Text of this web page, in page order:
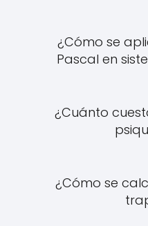
¿Cómo se
Pascal en
¿Cuánto
¿Cómo se